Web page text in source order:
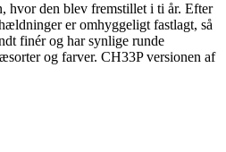
hvor den blev fremstillet i ti år. Efter
er omhyggeligt fastlagt, så
finér og har synlige runde
og farver. CH33P versionen af